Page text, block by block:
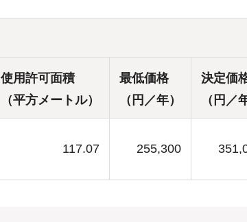
使用許可面積
（平方メートル）
最低価格
（円／年）
決定価
（円／
117.07 255,300